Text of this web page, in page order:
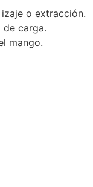
o extracción.
carga.
mango.